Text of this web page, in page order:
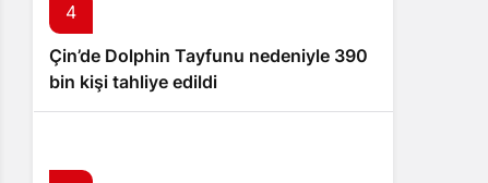
4
Çin’de Dolphin Tayfunu nedeniyle 390
bin kişi tahliye edildi